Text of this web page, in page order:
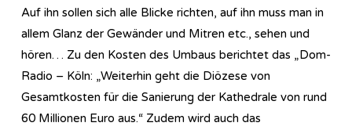
Auf ihn sollen sich alle Blicke richten, auf ihn muss man in
allem Glanz der Gewänder und Mitren etc., sehen und
hören… Zu den Kosten des Umbaus berichtet das „Dom-
Radio – Köln: „Weiterhin geht die Diözese von
Gesamtkosten für die Sanierung der Kathedrale von rund
60 Millionen Euro aus.“ Zudem wird auch das